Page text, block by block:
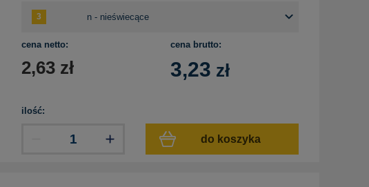
cena netto:
2,63 zł
cena brutto:
3,23 zł
ilość:
do koszyka